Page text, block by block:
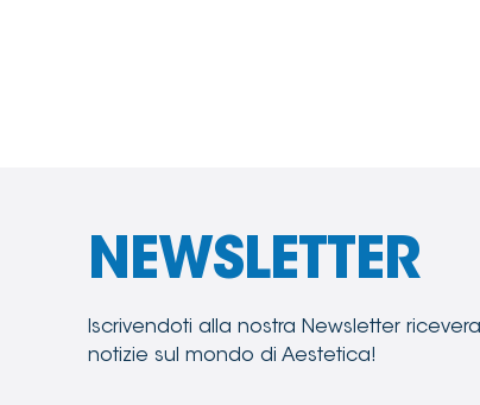
NEWSLETTER
Iscrivendoti alla nostra Newsletter
notizie sul mondo di Aestetica!